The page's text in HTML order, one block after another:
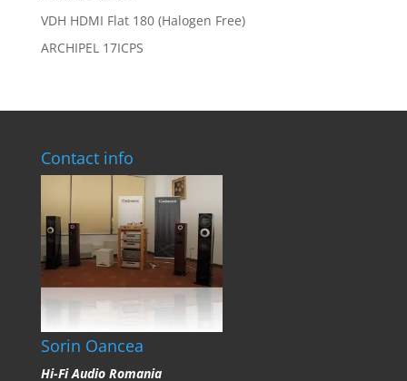
VDH HDMI Flat 180 (Halogen Free)
ARCHIPEL 17ICPS
Contact info
Sorin Oancea
Hi-Fi Audio Romania